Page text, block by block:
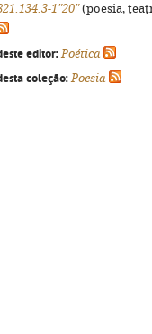
1"20"(poesia,
editor: Poética
coleção: Poesia